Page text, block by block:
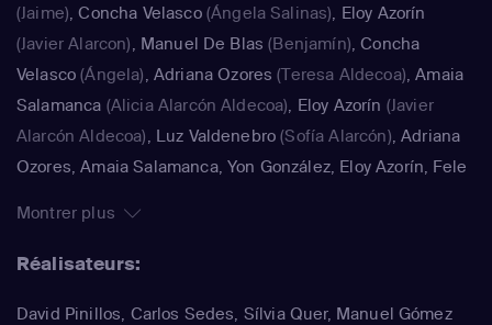
(Jaime) ,Concha Velasco(Ángela Salinas) Eloy Azorín
(Javier Alarcon) Manuel De Blas (Benjamín) ,Concha
Velasco (Ángela) Adriana Ozores (Teresa Aldecoa) ,Amaia
Salamanca (Alicia Alarcón Aldecoa) Eloy Azorín (Javier
Alarcón Aldecoa) Luz Valdenebro (Sofía Alarcón) ,Adriana
Ozores ,Amaia Salamanca,Yon González, Eloy Azorín Fele
Montrer plus
Réalisateurs:
David Pinillos, Carlos Sedes, Sílvia Quer, Manuel Gómez